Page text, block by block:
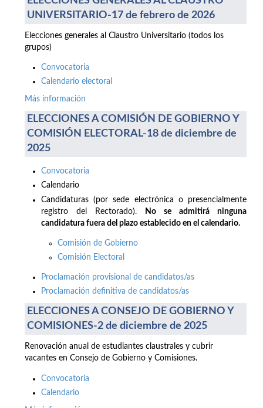
UNIVERSITARIO-17 de febrero de 2026
Elecciones generales al Claustro Universitario (todos los
grupos)
Convocatoria
Calendario electoral
Más información
ELECCIONES A COMISIÓN DE GOBIERNO Y
COMISIÓN ELECTORAL-18 de diciembre de
2025
Convocatoria
Calendario
Candidaturas (por sede electrónica o presencialmente
registro del Rectorado).
No se admitirá ninguna
candidatura fuera del plazo establecido en el calendario.
Comisión de Gobierno
Comisión Electoral
Proclamación provisional de candidatos/as
Proclamación definitiva de candidatos/as
ELECCIONES A CONSEJO DE GOBIERNO Y
COMISIONES-2 de diciembre de 2025
Renovación anual de estudiantes claustrales y cubrir
vacantes en Consejo de Gobierno y Comisiones.
Convocatoria
Calendario